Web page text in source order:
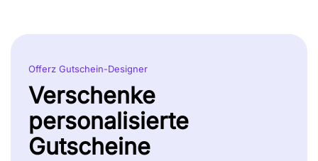
Offerz Gutschein-Designer
Verschenke
personalisierte
Gutscheine